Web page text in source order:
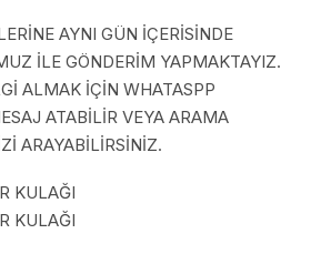
AYNI GÜN İÇERİSİNDE
İLE GÖNDERİM YAPMAKTAYIZ.
ALMAK İÇİN WHATASPP
ATABİLİR VEYA ARAMA
ARAYABİLİRSİNİZ.
KULAĞI
KULAĞI